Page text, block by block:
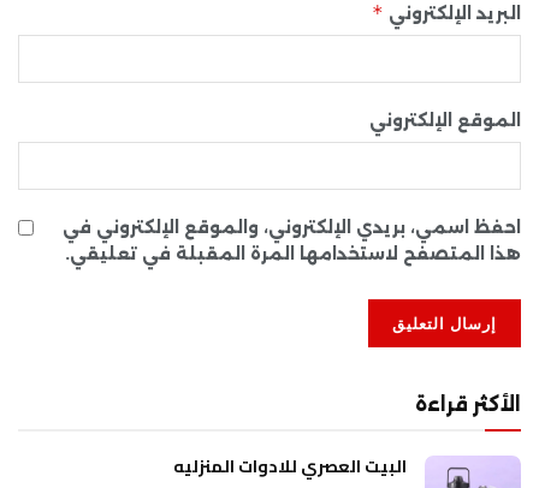
البريد الإلكتروني *
الموقع الإلكتروني
احفظ اسمي، بريدي الإلكتروني، والموقع الإلكتروني في
هذا المتصفح لاستخدامها المرة المقبلة في تعليقي.
الأكثر قراءة
البيت العصري للادوات المنزليه